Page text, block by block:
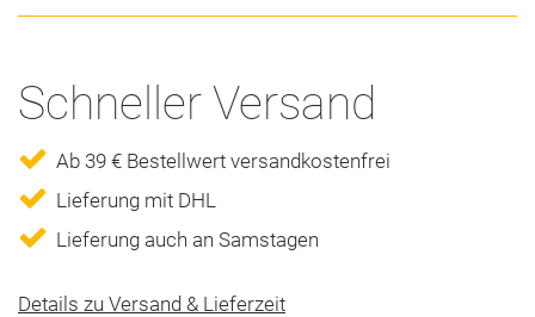
Schneller Versand
Ab 39 € Bestellwert versandkostenfrei
Lieferung mit DHL
Lieferung auch an Samstagen
Details zu Versand & Lieferzeit